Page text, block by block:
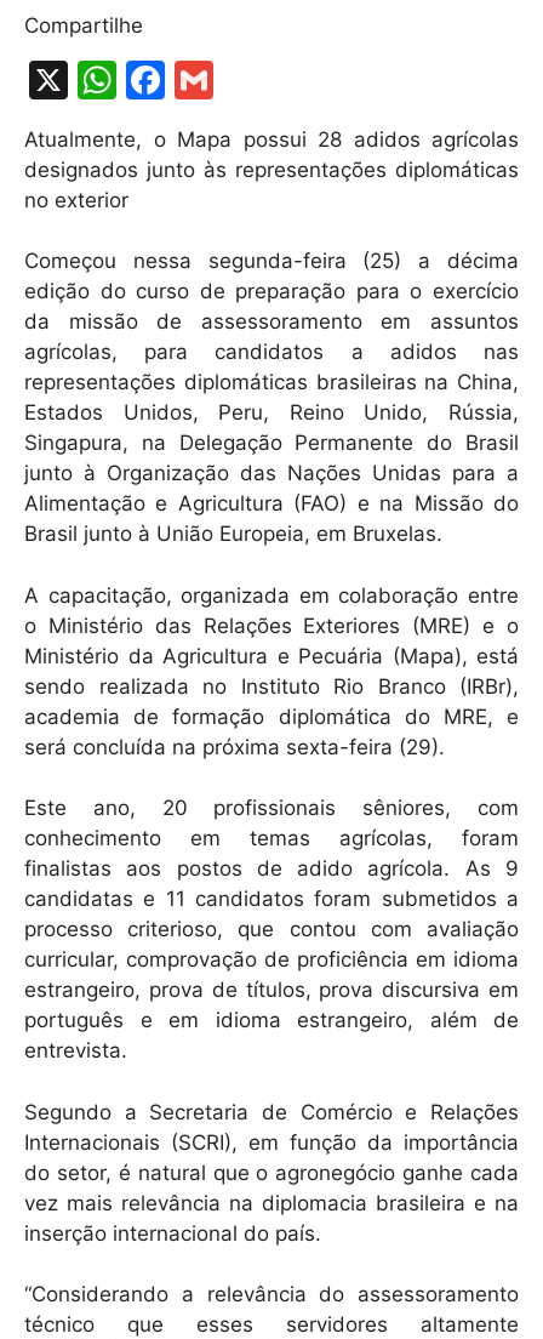
Compartilhe
X
W
at
s
p
p
F
a
c
o
o
k
ai
Atualmente, o Mapa possui 28 adidos agrícolas
designados junto às representações diplomáticas
no exterior
Começou nessa segunda-feira (25) a décima
edição do curso de preparação para o exercício
da missão de assessoramento em assuntos
agrícolas, para candidatos a adidos nas
representações diplomáticas brasileiras na China,
Estados Unidos, Peru, Reino Unido, Rússia,
Singapura, na Delegação Permanente do Brasil
junto à Organização das Nações Unidas para a
Alimentação e Agricultura (FAO) e na Missão do
Brasil junto à União Europeia, em Bruxelas.
A capacitação, organizada em colaboração entre
o Ministério das Relações Exteriores (MRE) e o
Ministério da Agricultura e Pecuária (Mapa), está
sendo realizada no Instituto Rio Branco (IRBr),
academia de formação diplomática do MRE, e
será concluída na próxima sexta-feira (29).
Este ano, 20 profissionais sêniores, com
conhecimento em temas agrícolas, foram
finalistas aos postos de adido agrícola. As 9
candidatas e 11 candidatos foram submetidos a
processo criterioso, que contou com avaliação
curricular, comprovação de proficiência em idioma
estrangeiro, prova de títulos, prova discursiva em
português e em idioma estrangeiro, além de
entrevista.
Segundo a Secretaria de Comércio e Relações
Internacionais (SCRI), em função da importância
do setor, é natural que o agronegócio ganhe cada
vez mais relevância na diplomacia brasileira e na
inserção internacional do país.
“Considerando a relevância do assessoramento
técnico que esses servidores altamente